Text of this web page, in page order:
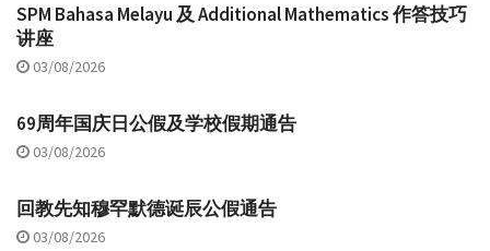
SPM Bahasa Melayu 及 Additional Mathematics 作答技巧
讲座
03/08/2026
69周年国庆日公假及学校假期通告
03/08/2026
回教先知穆罕默德诞辰公假通告
03/08/2026